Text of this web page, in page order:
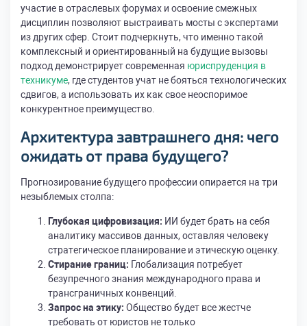
участие в отраслевых форумах и освоение смежных
дисциплин позволяют выстраивать мосты с экспертами
из других сфер. Стоит подчеркнуть, что именно такой
комплексный и ориентированный на будущие вызовы
подход демонстрирует современная юриспруденция в
техникуме, где студентов учат не бояться технологических
сдвигов, а использовать их как свое неоспоримое
конкурентное преимущество.
Архитектура завтрашнего дня: чего
ожидать от права будущего?
Прогнозирование будущего профессии опирается на три
незыблемых столпа:
Глубокая цифровизация: ИИ будет брать на себя
аналитику массивов данных, оставляя человеку
стратегическое планирование и этическую оценку.
Стирание границ: Глобализация потребует
безупречного знания международного права и
трансграничных конвенций.
Запрос на этику: Общество будет все жестче
требовать от юристов не только